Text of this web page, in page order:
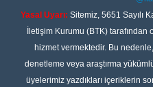
Yasal Uyarı: Sitemiz, 5651 Sayılı
İletişim Kurumu (BTK) tarafından
hizmet vermektedir. Bu
denetleme veya araştırma
üyelerimiz yazdıkları içeriklerin